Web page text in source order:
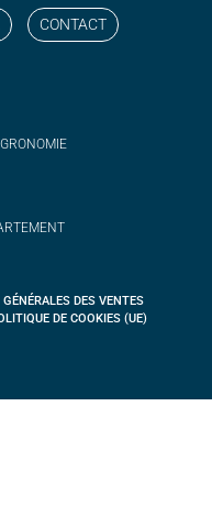
CONTACT
DES VENTES
DE COOKIES (UE)